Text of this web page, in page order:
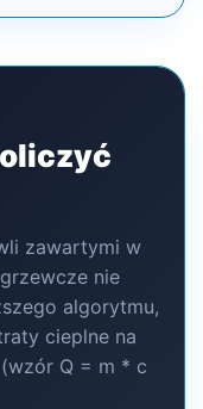
zawartymi w
nie
algorytmu,
cieplne na
Q = m * c